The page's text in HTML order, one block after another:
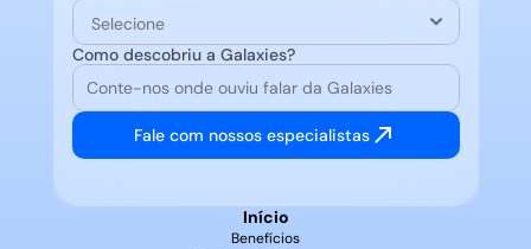
Como descobriu a Galaxies?
Fale com nossos especialistas
Início
Benefícios